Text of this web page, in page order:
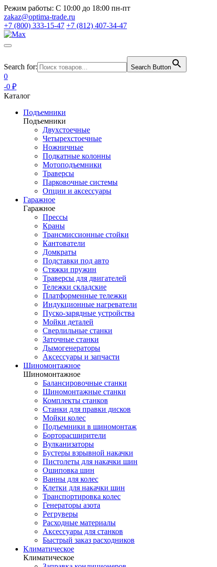
Режим работы: С 10:00 до 18:00 пн-пт
zakaz@optima-trade.ru
+7 (800) 333-15-47 +7 (812) 407-34-47
Search for: Search Button
0
-0 ₽
Каталог
Подъемники
Подъемники
Двухстоечные
Четырехстоечные
Ножничные
Подкатные колонны
Мотоподъемники
Траверсы
Парковочные системы
Опции и аксессуары
Гаражное
Гаражное
Прессы
Краны
Трансмиссионные стойки
Кантователи
Домкраты
Подставки под авто
Стяжки пружин
Траверсы для двигателей
Тележки складские
Платформенные тележки
Индукционные нагреватели
Пуско-зарядные устройства
Мойки деталей
Сверлильные станки
Заточные станки
Дымогенераторы
Аксессуары и запчасти
Шиномонтажное
Шиномонтажное
Балансировочные станки
Шиномонтажные станки
Комплекты станков
Станки для правки дисков
Мойки колес
Подъемники в шиномонтаж
Борторасширители
Вулканизаторы
Бустеры взрывной накачки
Пистолеты для накачки шин
Ошиповка шин
Ванны для колес
Клетки для накачки шин
Транспортировка колес
Генераторы азота
Регруверы
Расходные материалы
Аксессуары для станков
Быстрый заказ расходников
Климатическое
Климатическое